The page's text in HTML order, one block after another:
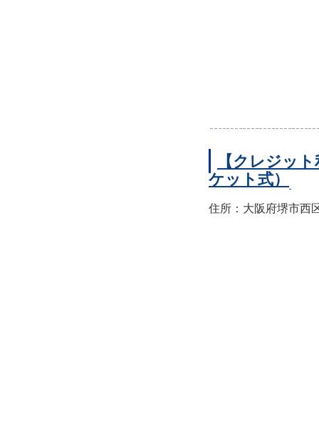
【クレジッ
ケット式）
住所：大阪府堺市西